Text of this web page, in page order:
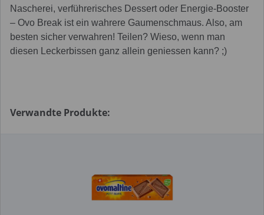
Nascherei, verführerisches Dessert oder Energie-Booster
– Ovo Break ist ein wahrere Gaumenschmaus. Also, am
besten sicher verwahren! Teilen? Wieso, wenn man
diesen Leckerbissen ganz allein geniessen kann? ;)
Verwandte Produkte: